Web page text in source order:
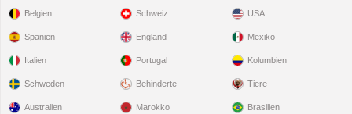
Belgien
Spanien
Italien
Schweden
Schweiz
England
Portugal
Behinderte
USA
Mexiko
Kolumbien
Tiere
Australien Marokko Brasilien